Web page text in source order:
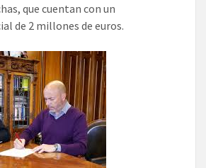
que cuentan con un
de 2 millones de euros.